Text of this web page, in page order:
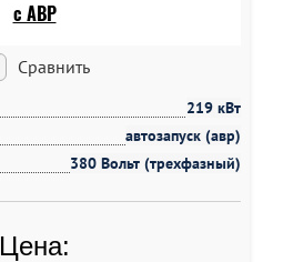
Сравнить
219 кВт
автозапуск (авр)
380 Вольт (трехфазный)
Цена: